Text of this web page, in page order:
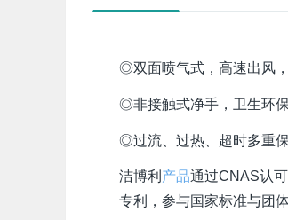
◎双面喷气式，高速出风
◎非接触式净手，卫生环保
◎过流、过热、超时多重
洁博利 产品通过CNAS认
专利，参与国家标准与团